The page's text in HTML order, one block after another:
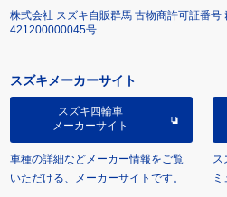
株式会社 スズキ自販群馬 古物商許可証番号
421200000045号
スズキメーカーサイト
スズキ四輪車
メーカーサイト
車種の詳細などメーカー情報をご覧
いただける、メーカーサイトです。
ス